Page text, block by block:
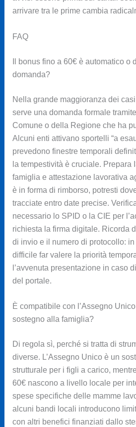
arrivare tra le prime cambia
FAQ
Il bonus fino a 60€ è automatico o
domanda?
Nella grande maggioranza dei
serve una domanda formale
Comune o della Regione che ha
Alcuni enti attivano sportelli “a
prevedono finestre temporali
la tempestività è cruciale. Prepara
famiglia e attestazione lavorativa
è in forma di rimborso, potresti
tracciate entro date precise.
necessario lo SPID o la CIE per
richiesta la firma digitale. Ricorda
di invio e il numero di protocollo:
difficile far valere la priorità
l’avvenuta presentazione in caso
del portale.
È compatibile con l’Assegno
sostegno alla famiglia?
Di regola sì, perché si tratta di
diverse. L’Assegno Unico è un
strutturale per i figli a carico,
60€ nascono a livello locale per
spese specifiche delle mamme
alcuni bandi locali introducono
con altri benefici finanziati dallo